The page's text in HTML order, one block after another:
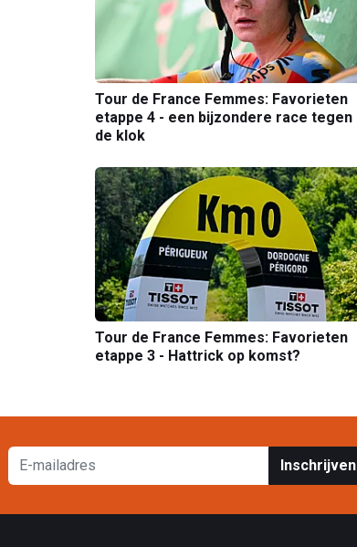
Tour de France Femmes: Favorieten
etappe 4 - een bijzondere race tegen
de klok
Tour de France Femmes: Favorieten
etappe 3 - Hattrick op komst?
Inschrijven